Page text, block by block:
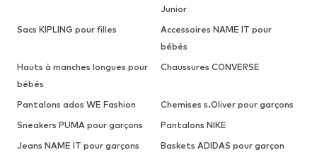
Junior
Sacs KIPLING pour filles
Accessoires NAME IT pour
bébés
Hauts à manches longues pour
bébés
Chaussures CONVERSE
Pantalons ados WE Fashion
Chemises s.Oliver pour garçons
Sneakers PUMA pour garçons
Pantalons NIKE
Jeans NAME IT pour garçons
Baskets ADIDAS pour garçon